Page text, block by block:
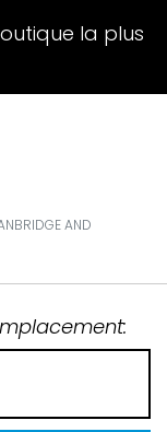
la plus
AND